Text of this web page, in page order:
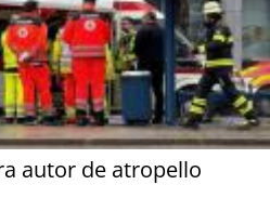
autor de atropello